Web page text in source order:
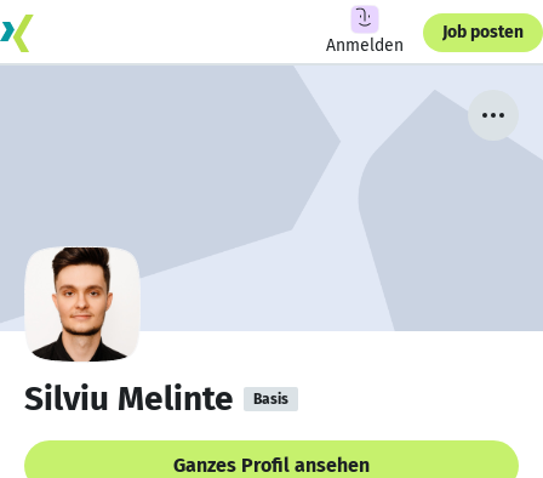
Anmelden
Job posten
Silviu Melinte Basis
Ganzes Profil ansehen